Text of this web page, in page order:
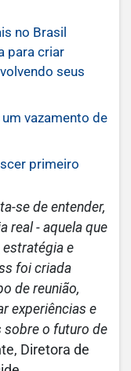
no Brasil
para criar
seus
vazamento de
primeiro
se de entender,
real - aquela que
e
foi criada
de reunião,
experiências e
o futuro de
Diretora de